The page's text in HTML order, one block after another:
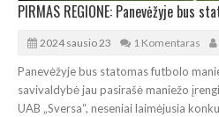
PIRMAS REGIONE: Panevėžyje bus
2024 sausio 23 1 Komentaras
Panevėžyje bus statomas futbolo
savivaldybė jau pasirašė maniežo
UAB „Sversa“, neseniai laimėjusia